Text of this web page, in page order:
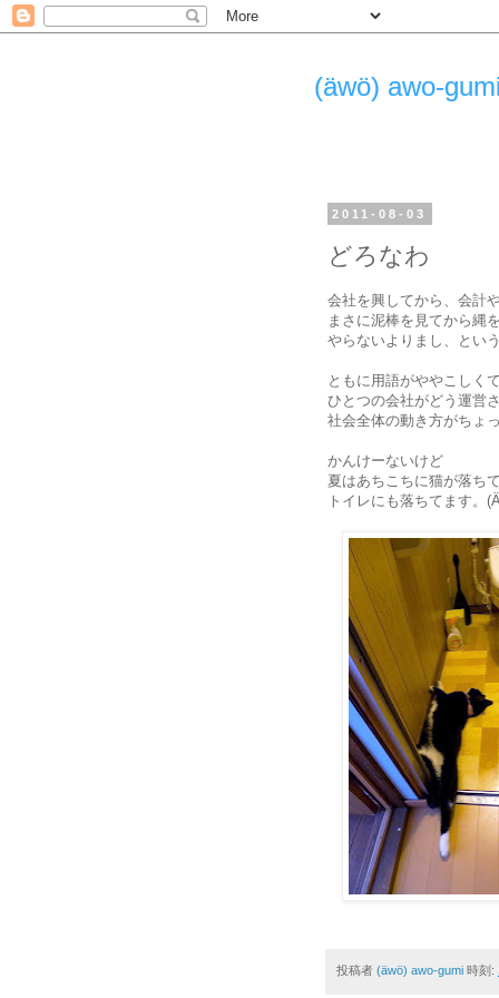
(äwö) awo-
2011-08-03
どろなわ
会社を興してから、会計
まさに泥棒を見てから縄
やらないよりまし、と
ともに用語がややこしく
ひとつの会社がどう運営
社会全体の動き方がちょ
かんけーないけど
夏はあちこちに猫が落ち
トイレにも落ちてます。
投稿者 (äwö) awo-gumi 時刻: